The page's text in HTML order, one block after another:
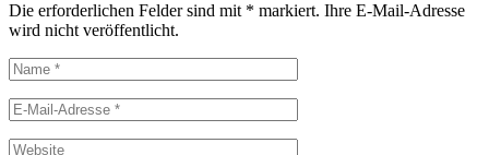
Die erforderlichen Felder sind mit * markiert. Ihre E-Mail-Adresse
wird nicht veröffentlicht.